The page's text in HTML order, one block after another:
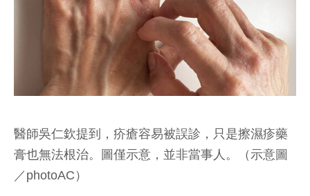
醫師吳仁欽提到，疥瘡容易被誤診，只是擦濕疹藥
膏也無法根治。圖僅示意，並非當事人。（示意圖
／photoAC）